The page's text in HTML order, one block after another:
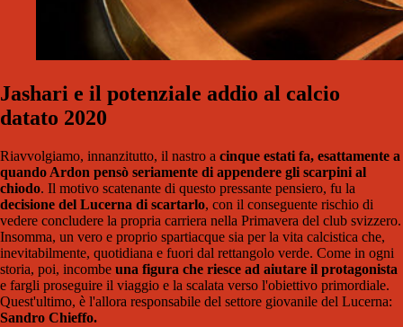
Jashari e il potenziale addio al calcio
datato 2020
Riavvolgiamo, innanzitutto, il nastro a cinque estati fa, esattamente a
quando Ardon pensò seriamente di appendere gli scarpini al
chiodo. Il motivo scatenante di questo pressante pensiero, fu la
decisione del Lucerna di scartarlo, con il conseguente rischio di
vedere concludere la propria carriera nella Primavera del club svizzero.
Insomma, un vero e proprio spartiacque sia per la vita calcistica che,
inevitabilmente, quotidiana e fuori dal rettangolo verde. Come in ogni
storia, poi, incombe una figura che riesce ad aiutare il protagonista
e fargli proseguire il viaggio e la scalata verso l'obiettivo primordiale.
Quest'ultimo, è l'allora responsabile del settore giovanile del Lucerna:
Sandro Chieffo.